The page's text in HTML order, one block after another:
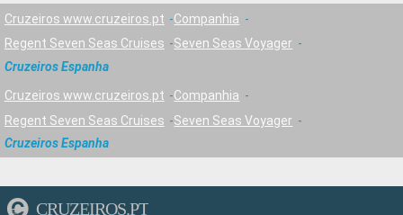
Cruzeiros www.cruzeiros.pt
Companhia
Regent Seven Seas Cruises
Seven Seas Voyager
Cruzeiros Espanha
Cruzeiros www.cruzeiros.pt
Companhia
Regent Seven Seas Cruises
Seven Seas Voyager
Cruzeiros Espanha
CRUZEIROS.PT